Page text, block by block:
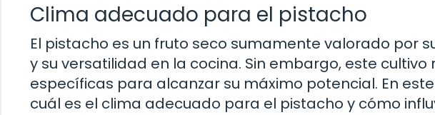
Clima adecuado para el pistacho
El pistacho es un fruto seco sumamente valorado por
y su versatilidad en la cocina. Sin embargo, este
específicas para alcanzar su máximo potencial. En
cuál es el clima adecuado para el pistacho y cómo